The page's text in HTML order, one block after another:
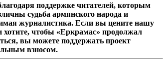
поддержке читателей, которым
судьба армянского народа и
журналистика. Если вы цените нашу
хотите, чтобы «Еркрамас» продолжал
вы можете поддержать проект
взносом.